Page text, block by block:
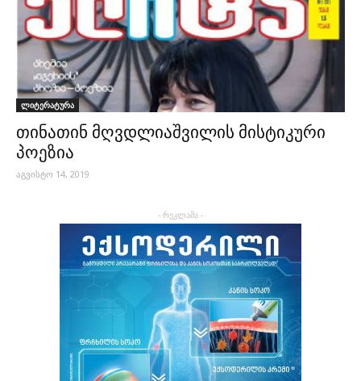
ლიტერატურა
თინათინ მღვდლიაშვილის მისტიკური
პოეზია
აგვისტო 14, 2019
- რეკლამა -